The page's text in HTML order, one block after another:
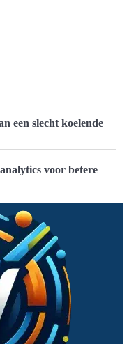
een slecht koelende
voor betere